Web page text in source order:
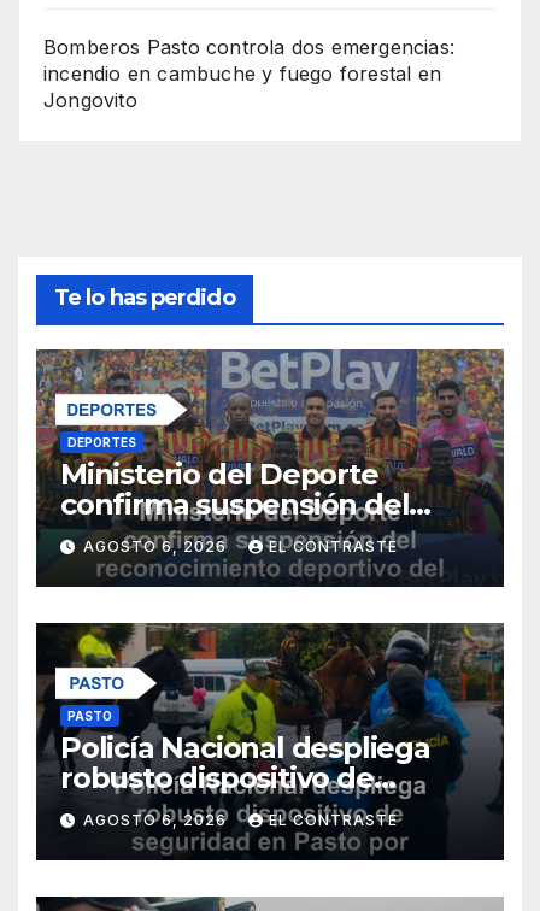
Bomberos Pasto controla dos emergencias:
incendio en cambuche y fuego forestal en
Jongovito
Te lo has perdido
DEPORTES
Ministerio del Deporte
confirma suspensión del
reconocimiento deportivo
del Deportivo Pereira
AGOSTO 6, 2026 EL CONTRASTE
PASTO
Policía Nacional despliega
robusto dispositivo de
seguridad en Pasto por
posesión presidencial
AGOSTO 6, 2026 EL CONTRASTE